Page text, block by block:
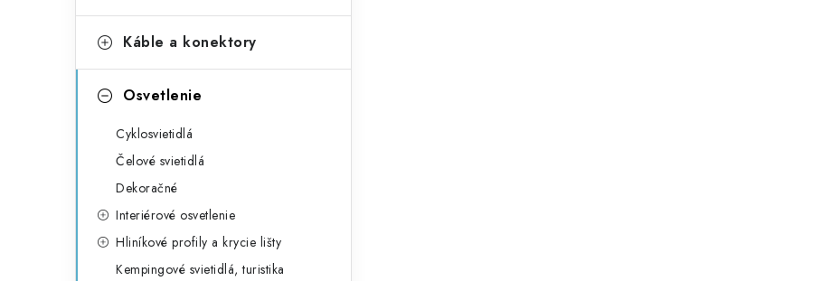
Káble a konektory
Osvetlenie
Cyklosvietidlá
Čelové svietidlá
Dekoračné
Interiérové osvetlenie
Hliníkové profily a krycie lišty
Kempingové svietidlá, turistika